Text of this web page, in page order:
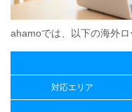
ahamoでは、以下の海外ロ
対応エリア